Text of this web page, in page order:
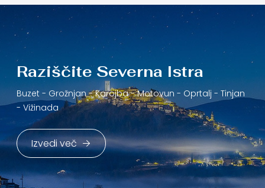
Raziščite Severna Istra
Buzet - Grožnjan -Karojba -Motovun - Oprtalj - Tinjan
- Vižinada
Izvedi več